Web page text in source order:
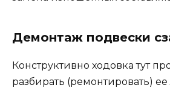
Демонтаж подвески
Конструктивно ходовка тут
разбирать (ремонтировать)